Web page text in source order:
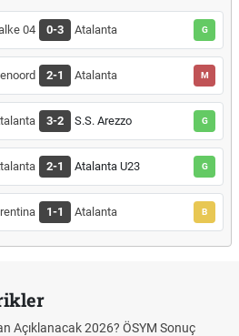
04 0-3 Atalanta G
2-1 Atalanta M
3-2 S.S. Arezzo G
2-1 Atalanta U23 G
1-1 Atalanta B
Açıklanacak 2026? ÖSYM Sonuç